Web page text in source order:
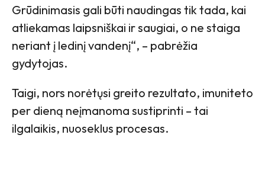
Grūdinimasis gali būti naudingas tik tada, kai
atliekamas laipsniškai ir saugiai, o ne staiga
neriant į ledinį vandenį“, – pabrėžia
gydytojas.
Taigi, nors norėtųsi greito rezultato, imuniteto
per dieną neįmanoma sustiprinti – tai
ilgalaikis, nuoseklus procesas.